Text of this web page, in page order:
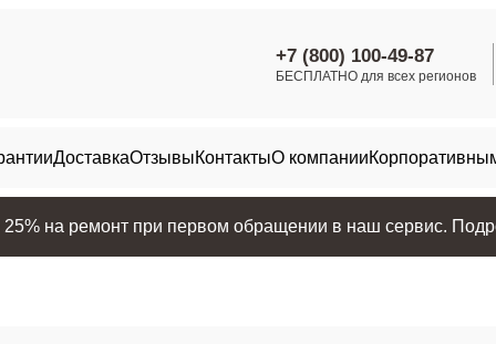
+7 (800) 100-49-87
БЕСПЛАТНО для всех регионов
ДоставкаОтзывыКонтактыО компании
25% на ремонт при первом обращении в наш сервис.